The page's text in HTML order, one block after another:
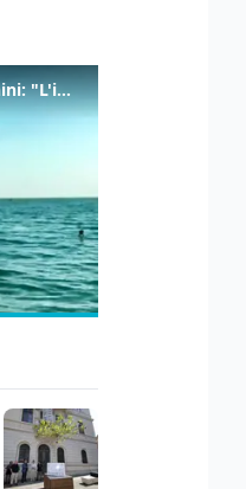
Tuffi dai pontili a Jesolo, il capo dei bagnini: "L'impegno di tutti per evitare altre tragedie"